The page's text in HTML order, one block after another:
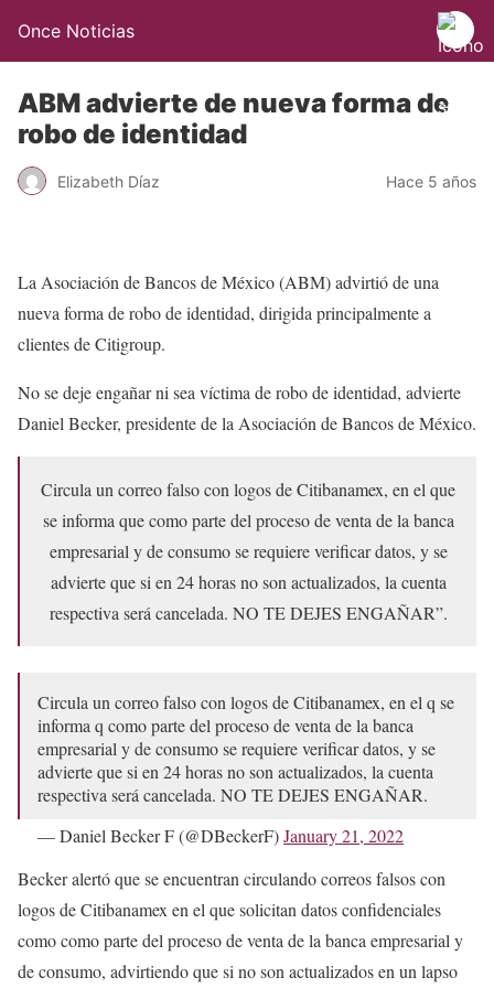
Once Noticias
ABM advierte de nueva forma de
robo de identidad
Elizabeth Díaz Hace 5 años
La Asociación de Bancos de México (ABM) advirtió de una
nueva forma de robo de identidad, dirigida principalmente a
clientes de Citigroup.
No se deje engañar ni sea víctima de robo de identidad, advierte
Daniel Becker, presidente de la Asociación de Bancos de México.
Circula un correo falso con logos de Citibanamex, en el que
se informa que como parte del proceso de venta de la banca
empresarial y de consumo se requiere verificar datos, y se
advierte que si en 24 horas no son actualizados, la cuenta
respectiva será cancelada. NO TE DEJES ENGAÑAR”.
Circula un correo falso con logos de Citibanamex, en el q se
informa q como parte del proceso de venta de la banca
empresarial y de consumo se requiere verificar datos, y se
advierte que si en 24 horas no son actualizados, la cuenta
respectiva será cancelada. NO TE DEJES ENGAÑAR.
— Daniel Becker F (@DBeckerF)January 21, 2022
Becker alertó que se encuentran circulando correos falsos con
logos de Citibanamex en el que solicitan datos confidenciales
como como parte del proceso de venta de la banca empresarial y
de consumo, advirtiendo que si no son actualizados en un lapso